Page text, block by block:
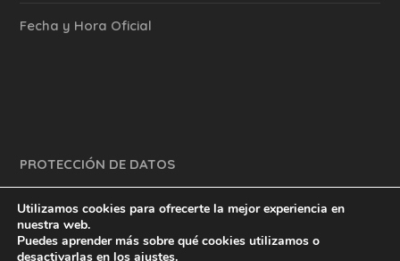
Fecha y Hora Oficial
PROTECCIÓN DE DATOS
inventtatte es Marketing Online Sevilla
Utilizamos cookies para ofrecerte la mejor experiencia en
nuestra web.
Puedes aprender más sobre qué cookies utilizamos o
desactivarlas en los ajustes.